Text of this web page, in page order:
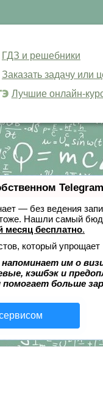
ГДЗ и решебники
Заказать задачу или
Лучшие онлайн-
— без ведения
тоже. Нашли самый
месяц бесплатно.
который упрощает
им о
кэшбэк и
помогает больше